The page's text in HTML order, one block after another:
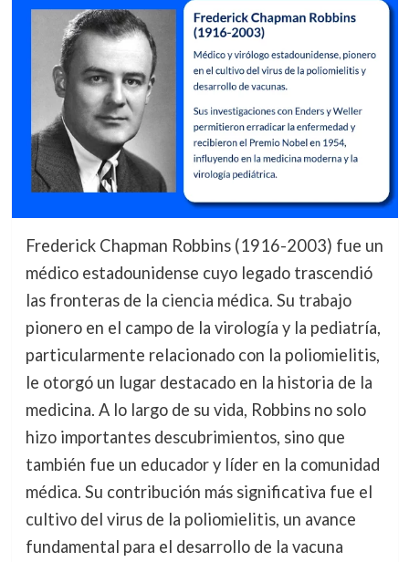
Frederick Chapman Robbins (1916-2003) fue un
médico estadounidense cuyo legado trascendió
las fronteras de la ciencia médica. Su trabajo
pionero en el campo de la virología y la pediatría,
particularmente relacionado con la poliomielitis,
le otorgó un lugar destacado en la historia de la
medicina. A lo largo de su vida, Robbins no solo
hizo importantes descubrimientos, sino que
también fue un educador y líder en la comunidad
médica. Su contribución más significativa fue el
cultivo del virus de la poliomielitis, un avance
fundamental para el desarrollo de la vacuna